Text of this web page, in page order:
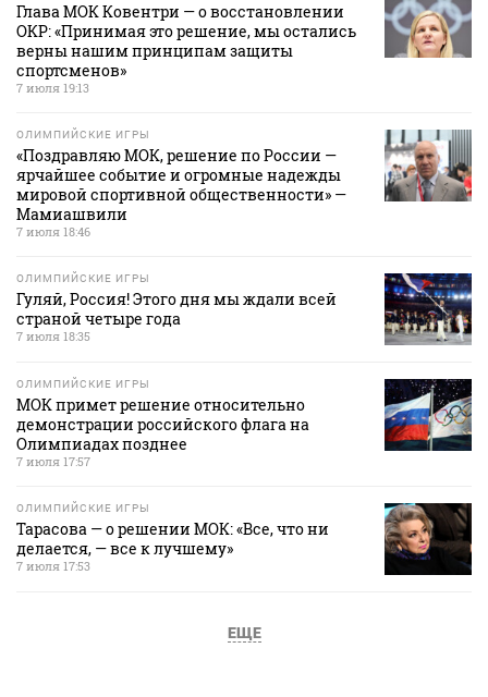
Глава МОК Ковентри — о восстановлении
ОКР: «Принимая это решение, мы остались
верны нашим принципам защиты
спортсменов»
7 июля 19:13
ОЛИМПИЙСКИЕ ИГРЫ
«Поздравляю МОК, решение по России —
ярчайшее событие и огромные надежды
мировой спортивной общественности» —
Мамиашвили
7 июля 18:46
ОЛИМПИЙСКИЕ ИГРЫ
Гуляй, Россия! Этого дня мы ждали всей
страной четыре года
7 июля 18:35
ОЛИМПИЙСКИЕ ИГРЫ
МОК примет решение относительно
демонстрации российского флага на
Олимпиадах позднее
7 июля 17:57
ОЛИМПИЙСКИЕ ИГРЫ
Тарасова — о решении МОК: «Все, что ни
делается, — все к лучшему»
7 июля 17:53
ЕЩЕ